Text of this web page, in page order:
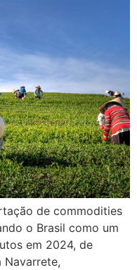
de commodities
o Brasil como um
em 2024, de
Navarrete,